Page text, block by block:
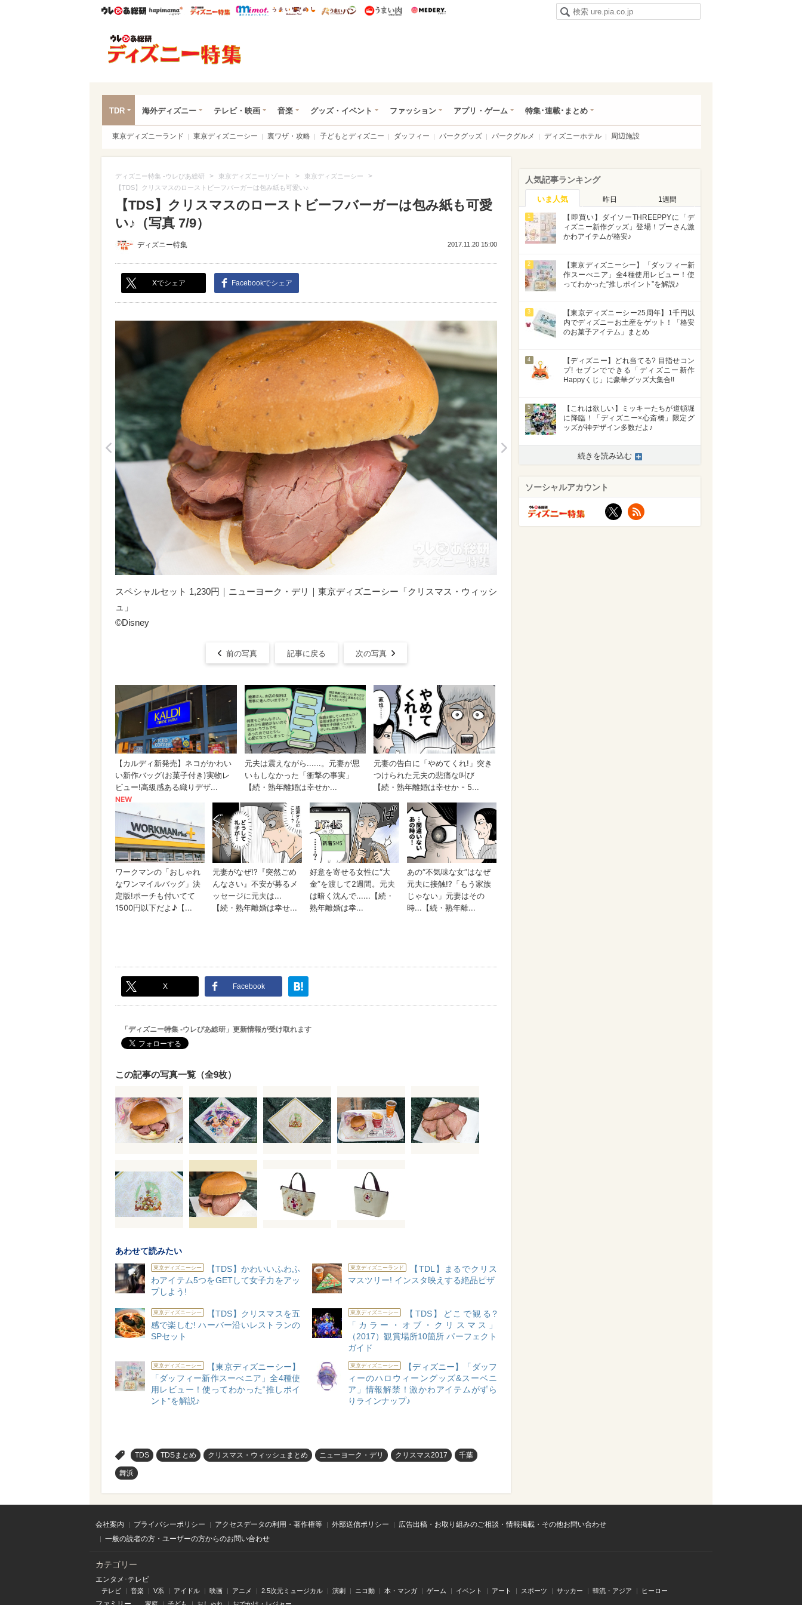
ウレぴあ総研ハピママ* ウレぴあ総研 ディズニー特集
mimot. うまいめし うまいパン うまい肉
TDR 海外ディズニー テレビ・映画 音楽 グッズ・イベント ファッション アプリ・ゲーム 特集･連載･まとめ
東京ディズニーランド 東京ディズニーシー 裏ワザ・攻略 子どもとディズニー ダッフィー パークグッズ パークグルメ ディズニーホテル 周辺施設
ディズニー特集 -ウレぴあ総研 > 東京ディズニーリゾート > 東京ディズニーシー >
【TDS】クリスマスのローストビーフバーガーは包み紙も可愛い♪
【TDS】クリスマスのローストビーフバーガーは包み紙も可愛
い♪（写真 7/9）
ディズニー特集 2017.11.20 15:00
Xでシェア Facebookでシェア
>
スペシャルセット 1,230円｜ニューヨーク・デリ｜東京ディズニーシー「クリスマス・ウィッシ
ュ」
©︎Disney
前の写真 記事に戻る 次の写真
X Facebook
「ディズニー特集 -ウレぴあ総研」更新情報が受け取れます
この記事の写真一覧（全9枚）
あわせて読みたい
東京ディズニーシー
【TDS】かわいいふわふ
わアイテム5つをGETして女子力をアッ
プしよう!
東京ディズニーランド
【TDL】まるでクリス
マスツリー! インスタ映えする絶品ピザ
東京ディズニーシー
【TDS】クリスマスを五
感で楽しむ! ハーバー沿いレストランの
SPセット
東京ディズニーシー
【TDS】どこで観る?
「カラー・オブ・クリスマス」
（2017）観賞場所10箇所 パーフェクト
ガイド
東京ディズニーシー
【東京ディズニーシー】
「ダッフィー新作スーべニア」全4種使
用レビュー！使ってわかった“推しポイ
ント”を解説♪
東京ディズニーシー
【ディズニー】「ダッフ
ィーのハロウィーングッズ&スーベニ
ア」情報解禁！激かわアイテムがずら
りラインナップ♪
TDS TDSまとめ クリスマス・ウィッシュまとめ ニューヨーク・デリ クリスマス2017 千葉
舞浜
人気記事ランキング
いま人気 昨日 1週間
1
【即買い】ダイソーTHREEPPYに「デ
ィズニー新作グッズ」登場！プーさん激
かわアイテムが格安♪
2
【東京ディズニーシー】「ダッフィー新
作スーべニア」全4種使用レビュー！使
ってわかった“推しポイント”を解説♪
3
【東京ディズニーシー25周年】1千円以
内でディズニーお土産をゲット！「格安
のお菓子アイテム」まとめ
4
【ディズニー】どれ当てる? 目指せコン
プ! セブンでできる「ディズニー新作
Happyくじ」に豪華グッズ大集合!!
5
【これは欲しい】ミッキーたちが道頓堀
に降臨！「ディズニー×心斎橋」限定グ
ッズが神デザイン多数だよ♪
続きを読み込む
ソーシャルアカウント
X
会社案内 プライバシーポリシー アクセスデータの利用・著作権等 外部送信ポリシー
広告出稿・お取り組みのご相談・情報掲載・その他お問い合わせ
一般の読者の方・ユーザーの方からのお問い合わせ
カテゴリー
エンタメ･テレビ
テレビ 音楽 V系 アイドル 映画 アニメ 2.5次元ミュージカル 演劇 ニコ動 本・マンガ ゲーム イベント アート スポーツ サッカー 韓流・アジア ヒーロー